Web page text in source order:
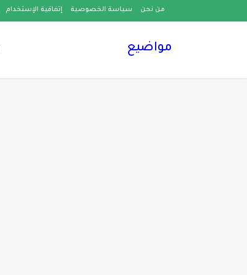
من نحن سياسة الخصوصية إتفاقية الإستخدام
مواضيع